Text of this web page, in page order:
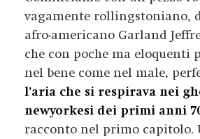
vagamente rollingstoniano,
afro-americano Garland
che con poche ma eloquenti
nel bene come nel male,
l’aria che si respirava nei
newyorkesi dei primi anni
racconto nel primo capitolo.